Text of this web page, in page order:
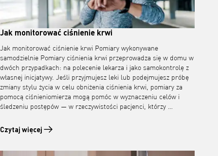
Jak monitorować ciśnienie krwi
Jak monitorować ciśnienie krwi Pomiary wykonywane
samodzielnie Pomiary ciśnienia krwi przeprowadza się w domu w
dwóch przypadkach: na polecenie lekarza i jako samokontrolę z
własnej inicjatywy. Jeśli przyjmujesz leki lub podejmujesz próbę
zmiany stylu życia w celu obniżenia ciśnienia krwi, pomiary za
pomocą ciśnieniomierza mogą pomóc w wyznaczeniu celów i
śledzeniu postępów — w rzeczywistości pacjenci, którzy …
Czytaj więcej
Czytaj więcej o Jak monitorować ciśnienie krwi